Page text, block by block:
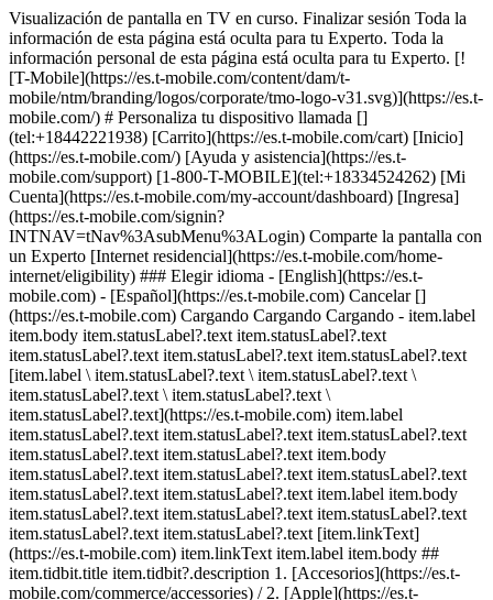
Visualización de pantalla en TV en curso. Finalizar sesión Toda la
información de esta página está oculta para tu Experto. Toda la
información personal de esta página está oculta para tu Experto. [!
[T-Mobile](https://es.t-mobile.com/content/dam/t-
mobile/ntm/branding/logos/corporate/tmo-logo-v31.svg)](https://es.t-
mobile.com/) # ​​​​​​​Personaliza tu dispositivo llamada []
(tel:+18442221938) [Carrito](https://es.t-mobile.com/cart) [Inicio]
(https://es.t-mobile.com/) [Ayuda y asistencia](https://es.t-
mobile.com/support) [1-800-T-MOBILE](tel:+18334524262) [Mi
Cuenta](https://es.t-mobile.com/my-account/dashboard) [Ingresa]
(https://es.t-mobile.com/signin?
INTNAV=tNav%3AsubMenu%3ALogin) Comparte la pantalla con
un Experto [Internet residencial](https://es.t-mobile.com/home-
internet/eligibility) ### Elegir idioma - [English](https://es.t-
mobile.com) - [Español](https://es.t-mobile.com) Cancelar []
(https://es.t-mobile.com) Cargando Cargando Cargando - item.label
item.body item.statusLabel?.text item.statusLabel?.text
item.statusLabel?.text item.statusLabel?.text item.statusLabel?.text
[item.label \ item.statusLabel?.text \ item.statusLabel?.text \
item.statusLabel?.text \ item.statusLabel?.text \
item.statusLabel?.text](https://es.t-mobile.com) item.label
item.statusLabel?.text item.statusLabel?.text item.statusLabel?.text
item.statusLabel?.text item.statusLabel?.text item.body
item.statusLabel?.text item.statusLabel?.text item.statusLabel?.text
item.statusLabel?.text item.statusLabel?.text item.label item.body
item.statusLabel?.text item.statusLabel?.text item.statusLabel?.text
item.statusLabel?.text item.statusLabel?.text [item.linkText]
(https://es.t-mobile.com) item.linkText item.label item.body ##
item.tidbit.title item.tidbit?.description 1. [Accesorios](https://es.t-
mobile.com/commerce/accessories) / 2. [Apple](https://es.t-